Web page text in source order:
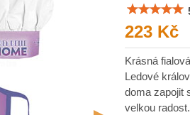
223 Kč
Krásná
Ledové
doma zapojit
velkou